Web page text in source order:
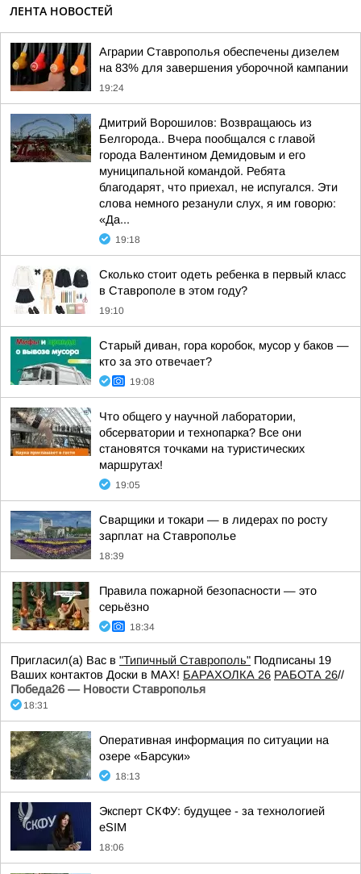
ЛЕНТА НОВОСТЕЙ
Аграрии Ставрополья обеспечены дизелем
на 83% для завершения уборочной кампании
19:24
Дмитрий Ворошилов: Возвращаюсь из
Белгорода.. Вчера пообщался с главой
города Валентином Демидовым и его
муниципальной командой. Ребята
благодарят, что приехал, не испугался. Эти
слова немного резанули слух, я им говорю:
«Да...
19:18
Сколько стоит одеть ребенка в первый класс
в Ставрополе в этом году?
19:10
Старый диван, гора коробок, мусор у баков —
кто за это отвечает?
19:08
Что общего у научной лаборатории,
обсерватории и технопарка? Все они
становятся точками на туристических
маршрутах!
19:05
Сварщики и токари — в лидерах по росту
зарплат на Ставрополье
18:39
Правила пожарной безопасности — это
серьёзно
18:34
Пригласил(а) Вас в "Типичный Ставрополь" Подписаны 19
Ваших контактов Доски в МАХ! БАРАХОЛКА 26 РАБОТА 26//
Победа26 — Новости Ставрополья
18:31
Оперативная информация по ситуации на
озере «Барсуки»
18:13
Эксперт СКФУ: будущее - за технологией
eSIM
18:06